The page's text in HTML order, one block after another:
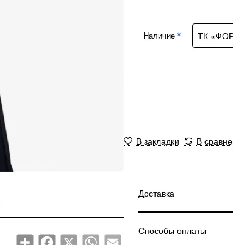
ShareFacebook
X WhatsAppEmail
Наличие
В закладки В
Доставка
Способы оплаты